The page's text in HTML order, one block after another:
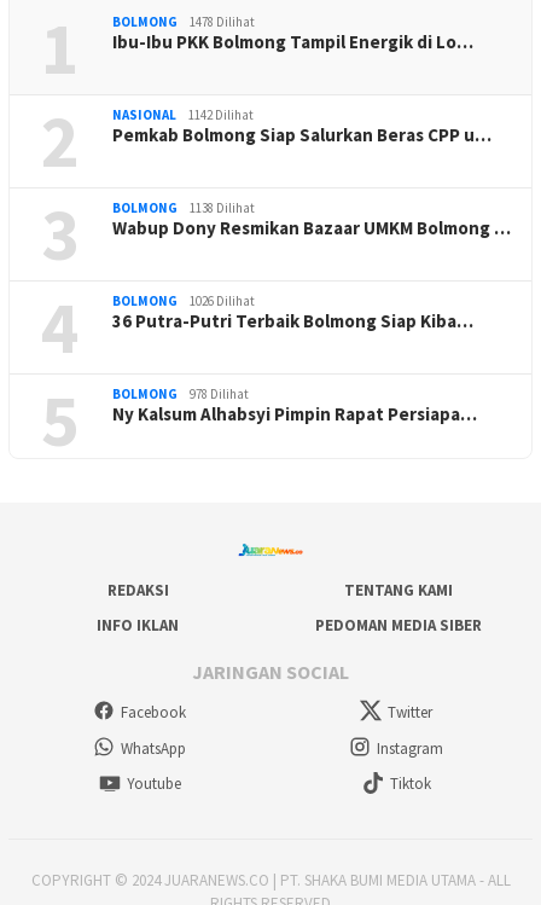
1 BOLMONG 1478 Dilihat
Ibu-Ibu PKK Bolmong Tampil Energik di Lo…
2 NASIONAL 1142 Dilihat
Pemkab Bolmong Siap Salurkan Beras CPP u…
3 BOLMONG 1138 Dilihat
Wabup Dony Resmikan Bazaar UMKM Bolmong …
4 BOLMONG 1026 Dilihat
36 Putra-Putri Terbaik Bolmong Siap Kiba…
5 BOLMONG 978 Dilihat
Ny Kalsum Alhabsyi Pimpin Rapat Persiapa…
REDAKSI
TENTANG KAMI
INFO IKLAN
PEDOMAN MEDIA SIBER
JARINGAN SOCIAL
Facebook
Twitter
WhatsApp
Instagram
Youtube
Tiktok
COPYRIGHT © 2024 JUARANEWS.CO | PT. SHAKA BUMI MEDIA UTAMA - ALL